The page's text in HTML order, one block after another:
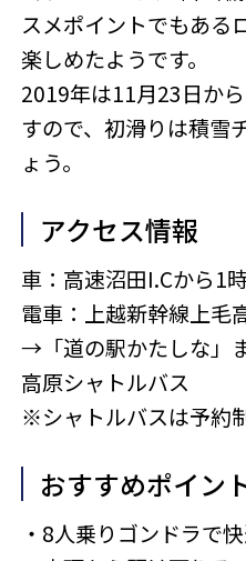
スメポイントでもある
楽しめたようです。
2019年は11月23日か
すので、初滑りは積雪
ょう。
アクセス情報
車：高速沼田I.Cから1
電車：上越新幹線上毛
→「道の駅かたしな」
高原シャトルバス
※シャトルバスは予約
おすすめポイン
・8人乗りゴンドラで